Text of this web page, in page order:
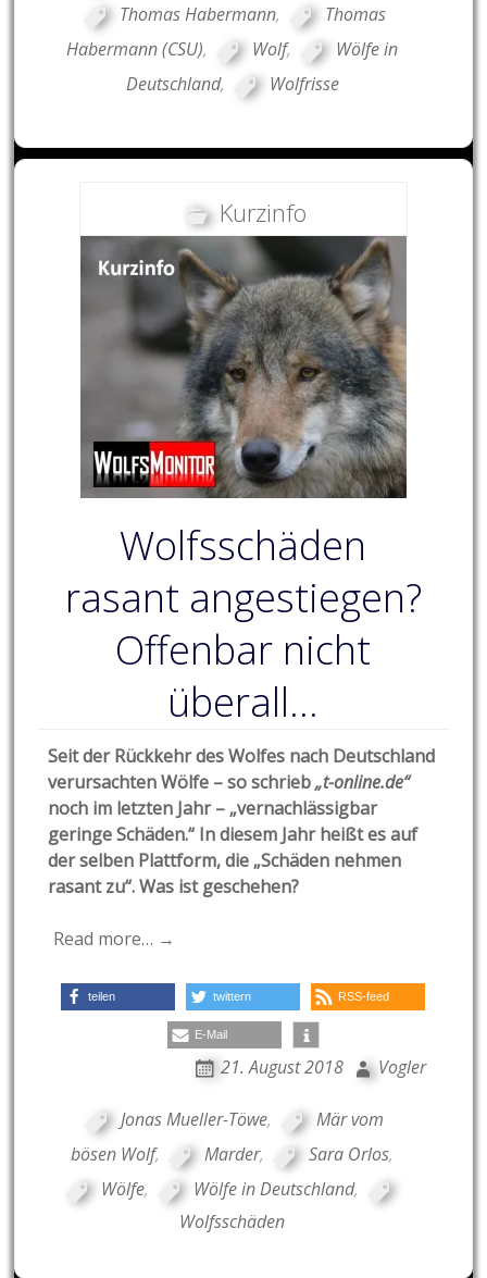
Thomas Habermann,
Thomas
Habermann (CSU), Wolf,
Wölfe in
Deutschland, Wolfrisse
Kurzinfo
Wolfsschäden
rasant angestiegen?
Offenbar nicht
überall…
Seit der Rückkehr des Wolfes nach Deutschland
verursachten Wölfe – so schrieb„t-online.de“
noch im letzten Jahr – „vernachlässigbar
geringe Schäden.“ In diesem Jahr heißt es auf
der selben Plattform, die „Schäden nehmen
rasant zu“. Was ist geschehen?
Read more… →
teilen twittern RSS-feed
E-Mail
21. August 2018 Vogler
Jonas Mueller-Töwe,
Mär vom
bösen Wolf, Marder, Sara Orlos,
Wölfe, Wölfe in Deutschland,
Wolfsschäden